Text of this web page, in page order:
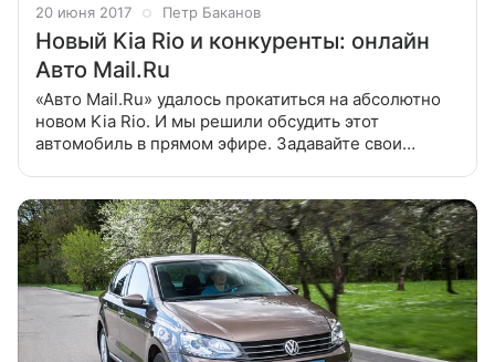
20 июня 2017 Петр Баканов
Новый Kia Rio и конкуренты: онлайн
Авто Mail.Ru
«Авто Mail.Ru» удалось прокатиться на абсолютно
новом Kia Rio. И мы решили обсудить этот
автомобиль в прямом эфире. Задавайте свои